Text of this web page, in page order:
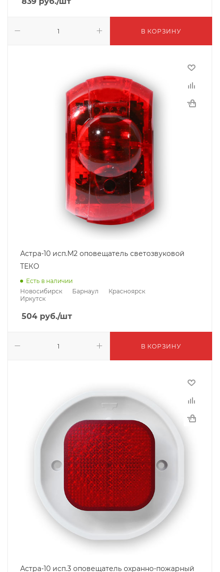
В КОРЗИНУ
Астра-10 исп.М2 оповещатель светозвуковой
ТЕКО
Есть в наличии
Новосибирск
Барнаул
Красноярск
Иркутск
504 руб./шт
В КОРЗИНУ
Астра-10 исп.3 оповещатель охранно-пожарный